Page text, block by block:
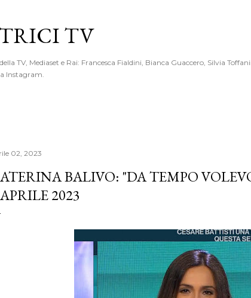
TV
TV, Mediaset e Rai: Francesca Fialdini, Bianca Guaccero, Silvia
Instagram.
02, 2023
BALIVO: "DA TEMPO
2023